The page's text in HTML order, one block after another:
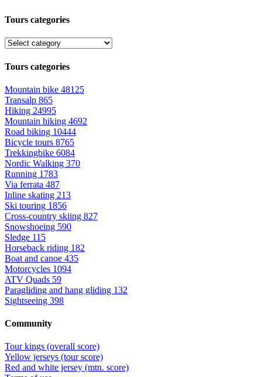
Tours categories
Tours categories
Mountain bike 48125
Transalp 865
Hiking 24995
Mountain hiking 4692
Road biking 10444
Bicycle tours 8765
Trekkingbike 6084
Nordic Walking 370
Running 1783
Via ferrata 487
Inline skating 213
Ski touring 1856
Cross-country skiing 827
Snowshoeing 590
Sledge 115
Horseback riding 182
Boat and canoe 435
Motorcycles 1094
ATV Quads 59
Paragliding and hang gliding 132
Sightseeing 398
Community
Tour kings (overall score)
Yellow jerseys (tour score)
Red and white jersey (mtn. score)